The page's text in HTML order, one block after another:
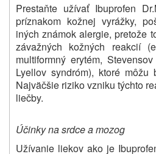
Prestaňte užívať Ibuprofen
príznakom kožnej vyrážky,
iných známok alergie, pretože
závažných kožných reakcií
multiformný erytém,
Lyellov syndróm), ktoré môžu
Najväčšie riziko vzniku týchto
liečby.
Účinky na srdce a mozog
Užívanie liekov ako je